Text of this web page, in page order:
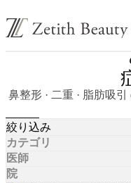
鼻整形 · 二重 · 脂肪吸
絞り込み
カテゴリ
医師
院